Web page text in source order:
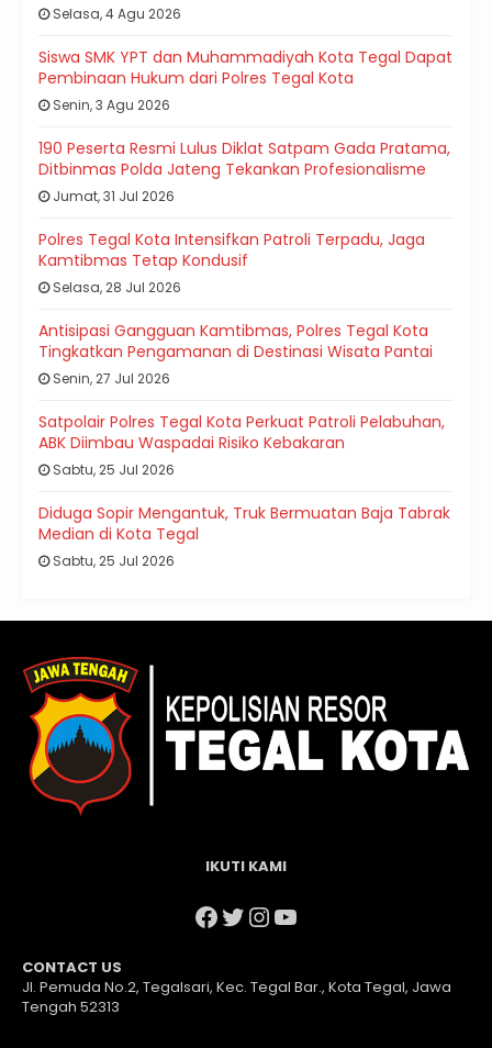
Selasa, 4 Agu 2026
Siswa SMK YPT dan Muhammadiyah Kota Tegal Dapat
Pembinaan Hukum dari Polres Tegal Kota
Senin, 3 Agu 2026
190 Peserta Resmi Lulus Diklat Satpam Gada Pratama,
Ditbinmas Polda Jateng Tekankan Profesionalisme
Jumat, 31 Jul 2026
Polres Tegal Kota Intensifkan Patroli Terpadu, Jaga
Kamtibmas Tetap Kondusif
Selasa, 28 Jul 2026
Antisipasi Gangguan Kamtibmas, Polres Tegal Kota
Tingkatkan Pengamanan di Destinasi Wisata Pantai
Senin, 27 Jul 2026
Satpolair Polres Tegal Kota Perkuat Patroli Pelabuhan,
ABK Diimbau Waspadai Risiko Kebakaran
Sabtu, 25 Jul 2026
Diduga Sopir Mengantuk, Truk Bermuatan Baja Tabrak
Median di Kota Tegal
Sabtu, 25 Jul 2026
IKUTI KAMI
Facebook
Twitter
Instagram
YouTube
CONTACT US
Jl. Pemuda No.2, Tegalsari, Kec. Tegal Bar., Kota Tegal, Jawa
Tengah 52313